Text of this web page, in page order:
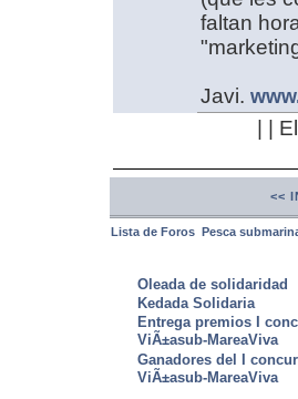
faltan
Javi.
| |
<<
Lista de Foros Pesca
Oleada de solidaridad
Kedada Solidaria
Entrega premios I
ViÃ±asub-MareaViva
Ganadores del I
ViÃ±asub-MareaViva